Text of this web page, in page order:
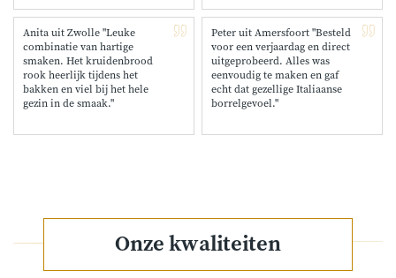
Anita uit Zwolle "Leuke
combinatie van hartige
smaken. Het kruidenbrood
rook heerlijk tijdens het
bakken en viel bij het hele
gezin in de smaak."
Peter uit Amersfoort "Besteld
voor een verjaardag en direct
uitgeprobeerd. Alles was
eenvoudig te maken en gaf
echt dat gezellige Italiaanse
borrelgevoel."
Onze kwaliteiten